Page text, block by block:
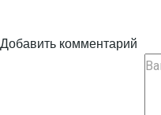
Добавить комментарий